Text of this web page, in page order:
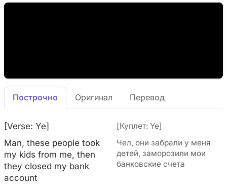
Построчно Оригинал Перевод
[Verse: Ye] [Куплет: Ye]
Man, these people took
my kids from me, then
they closed my bank
account
Чел, они забрали у меня
детей, заморозили мои
банковские счета